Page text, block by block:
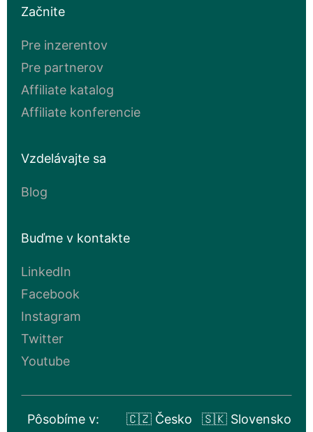
Začnite
Pre inzerentov
Pre partnerov
Affiliate katalog
Affiliate konferencie
Vzdelávajte sa
Blog
Buďme v kontakte
LinkedIn
Facebook
Instagram
Twitter
Youtube
Pôsobíme v: 🇨🇿 Česko 🇸🇰 Slovensko